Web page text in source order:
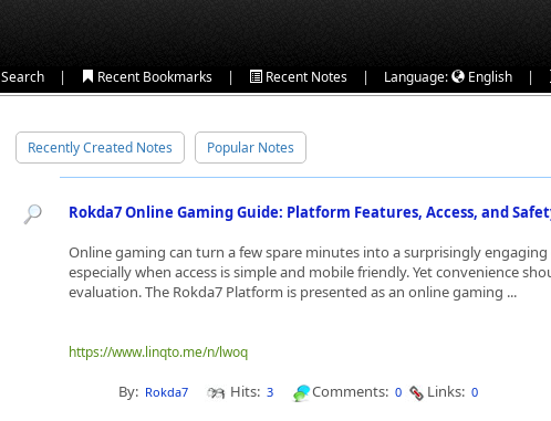
Search | Recent Bookmarks | Recent Notes | Language: English |
Recently Created Notes Popular Notes
Rokda7 Online Gaming Guide: Platform Features, Access, and
Online gaming can turn a few spare minutes into a surprisingly
especially when access is simple and mobile friendly. Yet convenience
evaluation. The Rokda7 Platform is presented as an online gaming ...
https://www.linqto.me/n/lwoq
By: Rokda7 Hits: 3 Comments: 0 Links: 0